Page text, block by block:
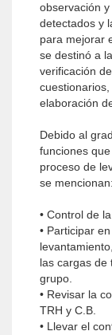
observación
detectados y
para mejorar
se destinó a
verificación
elaboración
Debido al
funciones
proceso de
se mencionan:
• Control de
• Participar
las cargas de
grupo.
• Revisar la
TRH y C.B.
• Llevar el